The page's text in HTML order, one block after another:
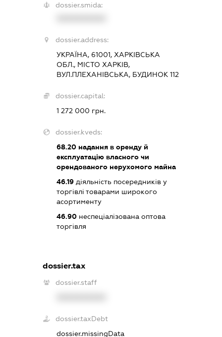
dossier.smida:
dossier.address:
УКРАЇНА, 61001, ХАРКІВСЬКА
ОБЛ., МІСТО ХАРКІВ,
ВУЛ.ПЛЕХАНІВСЬКА, БУДИНОК 112
dossier.capital:
1 272 000 грн.
dossier.kveds:
68.20надання в оренду й
експлуатацію власного чи
орендованого нерухомого майна
46.19діяльність посередників у
торгівлі товарами широкого
асортименту
46.90неспеціалізована оптова
торгівля
dossier.tax
dossier.staff
dossier.taxDebt
dossier.missingData